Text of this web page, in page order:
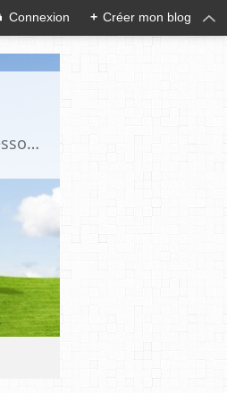
Connexion + Créer mon blog
Observatoire des Risques Psycho Sociaux au sein de la Fonction Publique Territoriale Centre virtuel de ressources